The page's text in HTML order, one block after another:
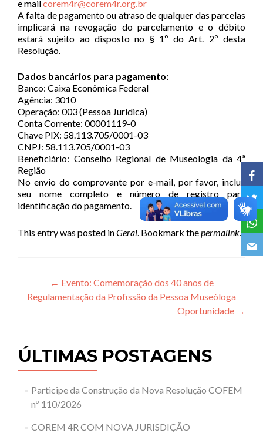
e mailcorem4r@corem4r.org.br
A falta de pagamento ou atraso de qualquer das parcelas
implicará na revogação do parcelamento e o débito
estará sujeito ao disposto no § 1º do Art. 2º desta
Resolução.
Dados bancários para pagamento:
Banco: Caixa Econômica Federal
Agência: 3010
Operação: 003 (Pessoa Jurídica)
Conta Corrente: 00001119-0
Chave PIX: 58.113.705/0001-03
CNPJ: 58.113.705/0001-03
Beneficiário: Conselho Regional de Museologia da 4ª
Região
No envio do comprovante por e-mail, por favor, inclua
seu nome completo e número de registro para
identificação do pagamento.
This entry was posted inGeral. Bookmark thepermalink.
Navegação de Post
← Evento: Comemoração dos 40 anos de
Regulamentação da Profissão da Pessoa Museóloga
Oportunidade →
ÚLTIMAS POSTAGENS
Participe da Construção da Nova Resolução COFEM
nº 110/2026
COREM 4R COM NOVA JURISDIÇÃO